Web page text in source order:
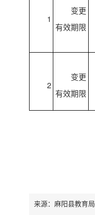
1
变更
有效期限
2
变更
有效期限
来源：麻阳县教育局